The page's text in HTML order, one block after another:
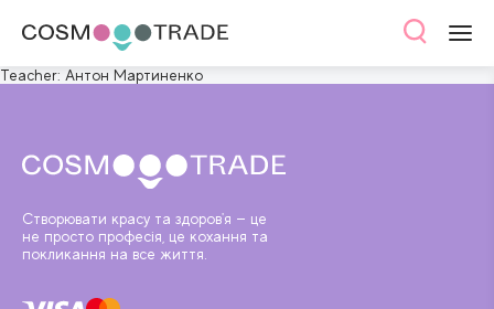
Teacher: Антон Мартиненко
Створювати красу та здоров'я — це
не просто професія, це кохання та
покликання на все життя.